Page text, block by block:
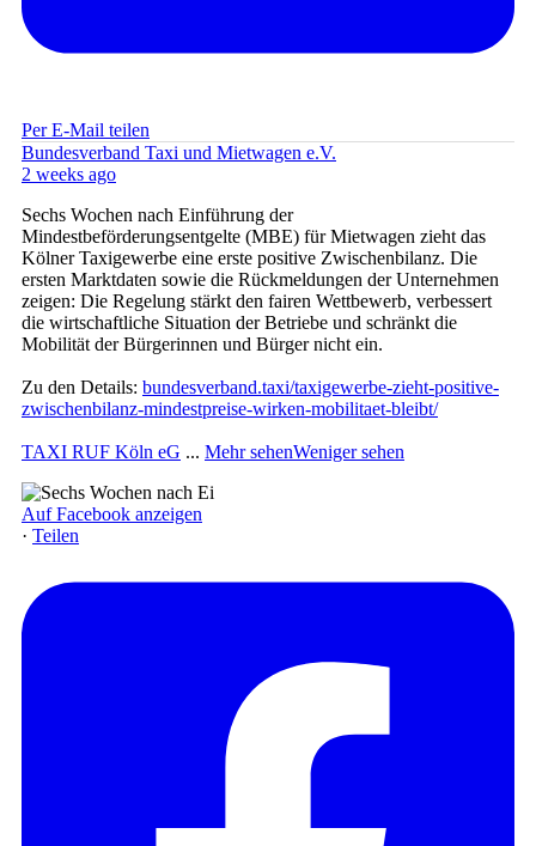
Per E-Mail teilen
Bundesverband Taxi und Mietwagen e.V.
2 weeks ago
Sechs Wochen nach Einführung der
Mindestbeförderungsentgelte (MBE) für Mietwagen zieht das
Kölner Taxigewerbe eine erste positive Zwischenbilanz. Die
ersten Marktdaten sowie die Rückmeldungen der Unternehmen
zeigen: Die Regelung stärkt den fairen Wettbewerb, verbessert
die wirtschaftliche Situation der Betriebe und schränkt die
Mobilität der Bürgerinnen und Bürger nicht ein.
Zu den Details: bundesverband.taxi/taxigewerbe-zieht-positive-
zwischenbilanz-mindestpreise-wirken-mobilitaet-bleibt/
TAXI RUF Köln eG ... Mehr sehenWeniger sehen
Auf Facebook anzeigen
· Teilen